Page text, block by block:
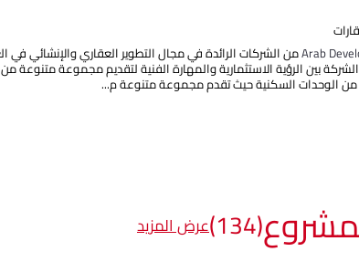
Arabمن الشركات الرائدة في مجال التطوير العقاري والإنشائي في
بين الرؤية الاستثمارية والمهارة الفنية لتقديم مجموعة متنوعة
الوحدات السكنية حيث تقدم مجموعة متنوعة م...
(134) عرض المزيد